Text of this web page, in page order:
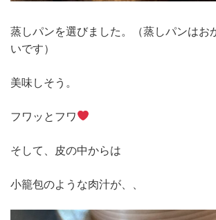
蒸しパンを選びました。（蒸しパンはお
いです）
美味しそう。
フワッとフワ
そして、皮の中からは
小籠包のような肉汁が、、